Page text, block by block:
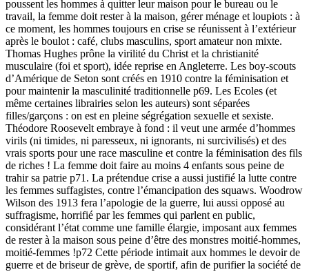
poussent les hommes à quitter leur maison pour le bureau ou le
travail, la femme doit rester à la maison, gérer ménage et loupiots : à
ce moment, les hommes toujours en crise se réunissent à l’extérieur
après le boulot : café, clubs masculins, sport amateur non mixte.
Thomas Hughes prône la virilité du Christ et la christianité
musculaire (foi et sport), idée reprise en Angleterre. Les boy-scouts
d’Amérique de Seton sont créés en 1910 contre la féminisation et
pour maintenir la masculinité traditionnelle p69. Les Ecoles (et
même certaines librairies selon les auteurs) sont séparées
filles/garçons : on est en pleine ségrégation sexuelle et sexiste.
Théodore Roosevelt embraye à fond : il veut une armée d’hommes
virils (ni timides, ni paresseux, ni ignorants, ni surcivilisés) et des
vrais sports pour une race masculine et contre la féminisation des fils
de riches ! La femme doit faire au moins 4 enfants sous peine de
trahir sa patrie p71. La prétendue crise a aussi justifié la lutte contre
les femmes suffagistes, contre l’émancipation des squaws. Woodrow
Wilson des 1913 fera l’apologie de la guerre, lui aussi opposé au
suffragisme, horrifié par les femmes qui parlent en public,
considérant l’état comme une famille élargie, imposant aux femmes
de rester à la maison sous peine d’être des monstres moitié-hommes,
moitié-femmes !p72 Cette période intimait aux hommes le devoir de
guerre et de briseur de grève, de sportif, afin de purifier la société de